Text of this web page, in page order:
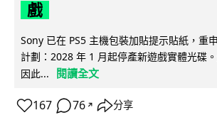
戲
Sony 已在 PS5 主機包裝加貼提示貼紙，重
計劃：2028 年 1 月起停產新遊戲實體光碟
因此...
閱讀全文
167 76 ↗ 分享